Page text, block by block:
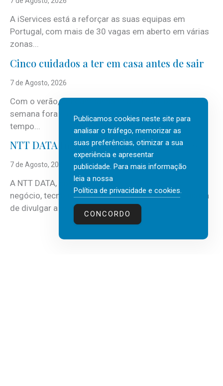
A iServices está a reforçar as suas equipas em
Portugal, com mais de 30 vagas em aberto em várias
zonas...
Cinco cuidados a ter em casa antes de sair
7 de Agosto, 2026
Com o verão, chegam também as férias, os fins-de-
semana fora e os dias em que a casa fica mais
tempo...
NTT DATA Insurtech Global Outlook 2026
7 de Agosto, 2026
A NTT DATA, consultora global em serviços de
negócio, tecnologia e inteligência artificial (IA), acaba
de divulgar a mais recente...
Publicamos cookies neste site para
analisar o tráfego, memorizar as
suas preferências, otimizar a sua
experiência e apresentar
publicidade. Para mais informação
leia a nossa
Política de privacidade e cookies.
CONCORDO